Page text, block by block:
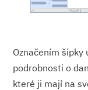
Označením šipky
podrobnosti o
které ji mají na